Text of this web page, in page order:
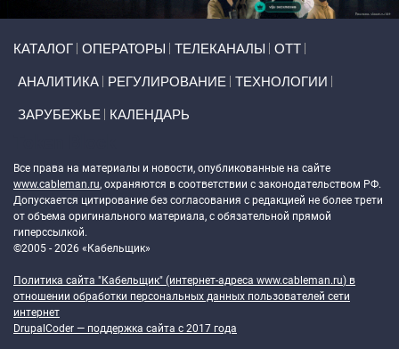
КАТАЛОГ ОПЕРАТОРЫ ТЕЛЕКАНАЛЫ ОТТ
АНАЛИТИКА РЕГУЛИРОВАНИЕ ТЕХНОЛОГИИ
ЗАРУБЕЖЬЕ КАЛЕНДАРЬ
Все права на материалы и новости, опубликованные на сайте
www.cableman.ru, охраняются в соответствии с законодательством РФ.
Допускается цитирование без согласования с редакцией не более трети
от объема оригинального материала, с обязательной прямой
гиперссылкой.
©2005 - 2026 «Кабельщик»
Политика сайта "Кабельщик" (интернет-адреса www.cableman.ru) в
отношении обработки персональных данных пользователей сети
интернет
DrupalCoder — поддержка сайта c 2017 года